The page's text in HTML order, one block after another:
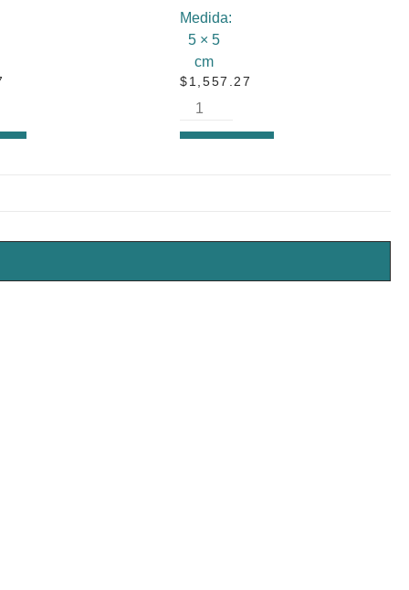
Medida:
5 × 5
cm
$ 1,557.27